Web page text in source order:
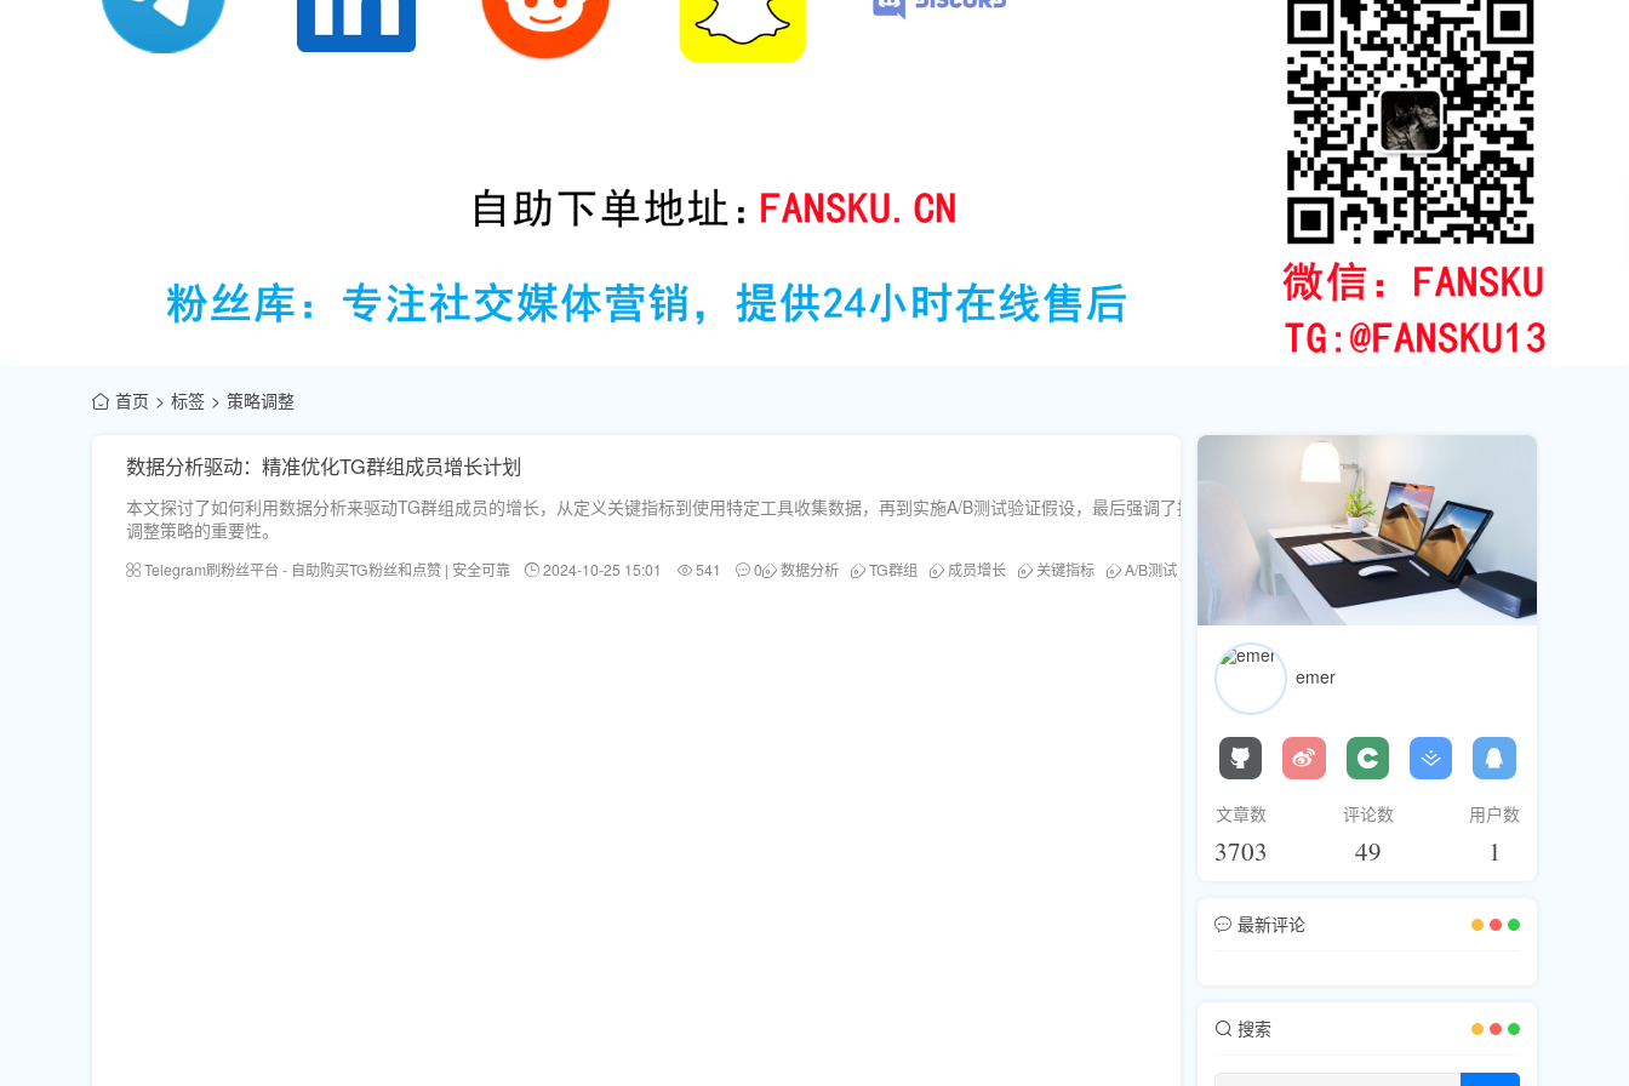
首页 标签 策略调整
数据分析驱动：精准优化TG群组成员增长计划
本文探讨了如何利用数据分析来驱动TG群组成员的增长，从定义关键指标到使用特定工具收集数据，再到实施A/B测试验证假设，最后强调了持续监控与
调整策略的重要性。
Telegram刷粉丝平台 - 自助购买TG粉丝和点赞 | 安全可靠 2024-10-25 15:01 541 0 数据分析 TG群组 成员增长 关键指标 A/B测试 策略调整
emer
文章数
3703
评论数
49
用户数
1
最新评论
搜索